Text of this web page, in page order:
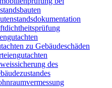
zu Gebäudeschäden
des